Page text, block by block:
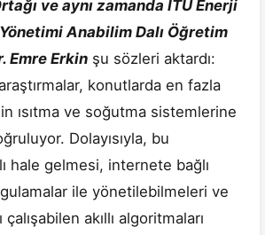
ve aynı zamanda İTÜ Enerji
Anabilim Dalı Öğretim
Emre Erkin şu sözleri aktardı:
araştırmalar, konutlarda en fazla
ısıtma ve soğutma sistemlerine
Dolayısıyla, bu
hale gelmesi, internete bağlı
ile yönetilebilmeleri ve
akıllı algoritmaları